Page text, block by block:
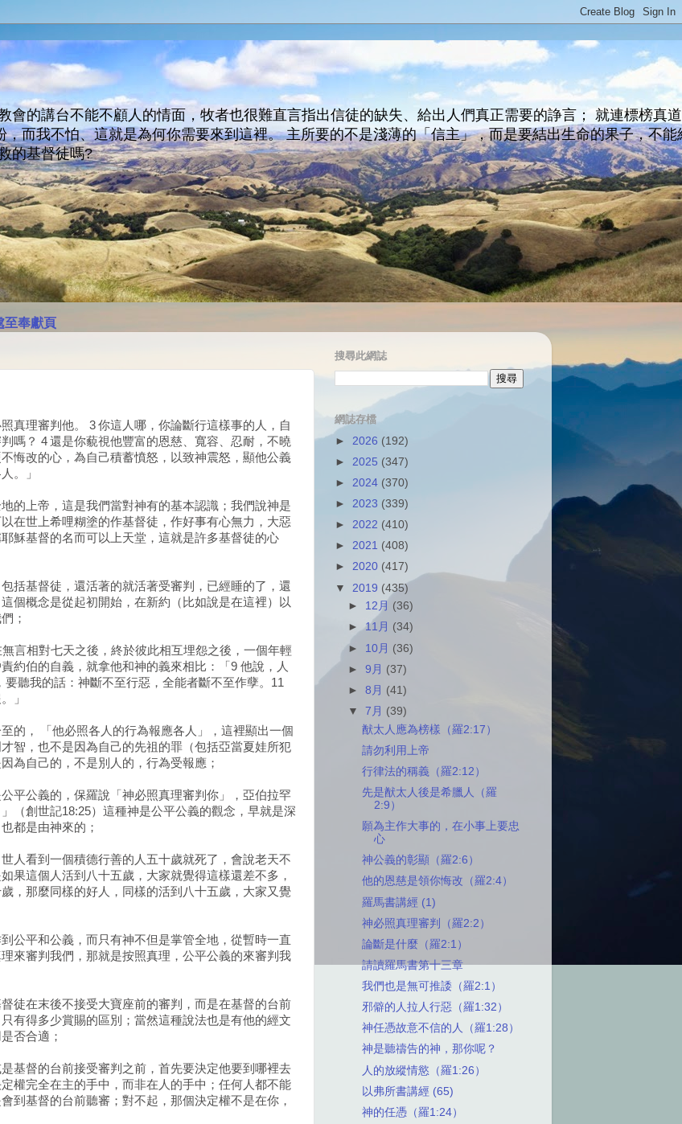
會的講台不能不顧人的情面，牧者也很難直言指出信徒的缺失、給出人們真正需要的諍言； 就連標榜真
而我不怕、這就是為何你需要來到這裡。 主所要的不是淺薄的「信主」，而是要結出生命的果子，不能
的基督徒嗎?
至奉獻頁
真理審判他。 3 你這人哪，你論斷行這樣事的人，自
嗎？ 4 還是你藐視他豐富的恩慈、寬容、忍耐，不曉
悔改的心，為自己積蓄憤怒，以致神震怒，顯他公義
。」
的上帝，這是我們當對神有的基本認識；我們說神是
在世上希哩糊塗的作基督徒，作好事有心無力，大惡
穌基督的名而可以上天堂，這就是許多基督徒的心
括基督徒，還活著的就活著受審判，已經睡的了，還
個概念是從起初開始，在新約（比如說是在這裡）以
；
言相對七天之後，終於彼此相互埋怨之後，一個年輕
約伯的自義，就拿他和神的義來相比：「9 他說，人
聽我的話：神斷不至行惡，全能者斷不至作孽。11
」
的， 「他必照各人的行為報應各人」，這裡顯出一個
智，也不是因為自己的先祖的罪（包括亞當夏娃所犯
為自己的，不是別人的，行為受報應；
平公義的，保羅說「神必照真理審判你」，亞伯拉罕
（創世記18:25）這種神是公平公義的觀念，早就是深
都是由神來的；
人看到一個積德行善的人五十歲就死了，會說老天不
果這個人活到八十五歲，大家就覺得這樣還差不多，
，那麼同樣的好人，同樣的活到八十五歲，大家又覺
公平和公義，而只有神不但是掌管全地，從暫時一直
來審判我們，那就是按照真理，公平公義的來審判我
徒在末後不接受大寶座前的審判，而是在基督的台前
有得多少賞賜的區別；當然這種說法也是有他的經文
否合適；
基督的台前接受審判之前，首先要決定他要到哪裡去
權完全在主的手中，而非在人的手中；任何人都不能
到基督的台前聽審；對不起，那個決定權不是在你，
搜尋此網誌
網誌存檔
► 2026 (192)
► 2025 (347)
► 2024 (370)
► 2023 (339)
► 2022 (410)
► 2021 (408)
► 2020 (417)
▼ 2019 (435)
► 12月 (36)
►11月 (34)
► 10月 (36)
►9月 (37)
►8月 (41)
▼7月 (39)
猷太人應為榜樣（羅2:17）
請勿利用上帝
行律法的稱義（羅2:12）
先是猷太人後是希臘人（羅
2:9）
願為主作大事的，在小事上要忠
心
神公義的彰顯（羅2:6）
他的恩慈是領你悔改（羅2:4）
羅馬書講經 (1)
神必照真理審判（羅2:2）
論斷是什麼（羅2:1）
請讀羅馬書第十三章
我們也是無可推諉（羅2:1）
邪僻的人拉人行惡（羅1:32）
神任憑故意不信的人（羅1:28）
神是聽禱告的神，那你呢？
人的放縱情慾（羅1:26）
以弗所書講經 (65)
神的任憑（羅1:24）